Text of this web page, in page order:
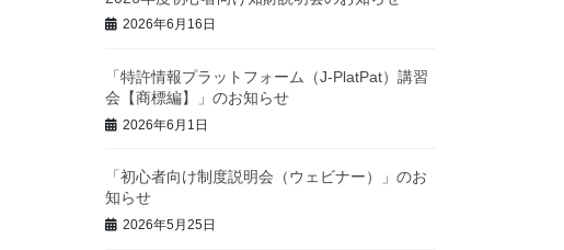
2026年6月16日
「特許情報プラットフォーム（J-PlatPat）講習
会【商標編】」のお知らせ
2026年6月1日
「初心者向け制度説明会（ウェビナー）」のお
知らせ
2026年5月25日